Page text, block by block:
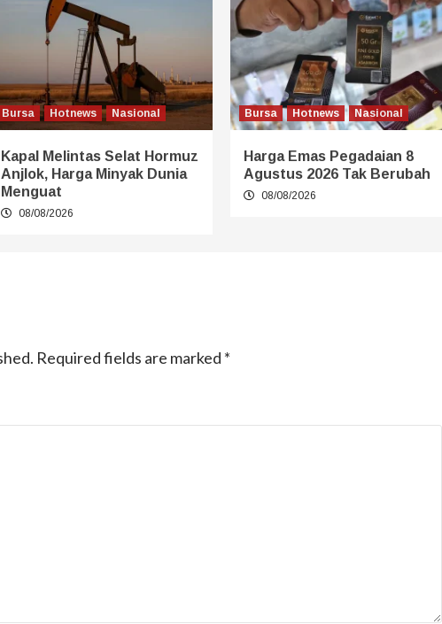
Bursa Hotnews Nasional
Kapal Melintas Selat Hormuz
Anjlok, Harga Minyak Dunia
Menguat
08/08/2026
Bursa Hotnews Nasional
Harga Emas Pegadaian 8
Agustus 2026 Tak Berubah
08/08/2026
Required fields are marked *